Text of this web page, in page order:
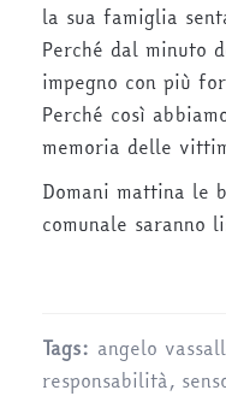
la sua famiglia
Perché dal minuto
impegno con più
Perché così
memoria delle
Domani mattina le
comunale saranno
Tags: angelo
responsabilità,